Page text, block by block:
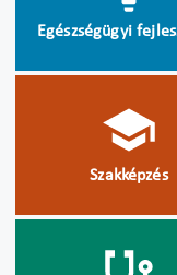
Egészségügyi
Szakképzés